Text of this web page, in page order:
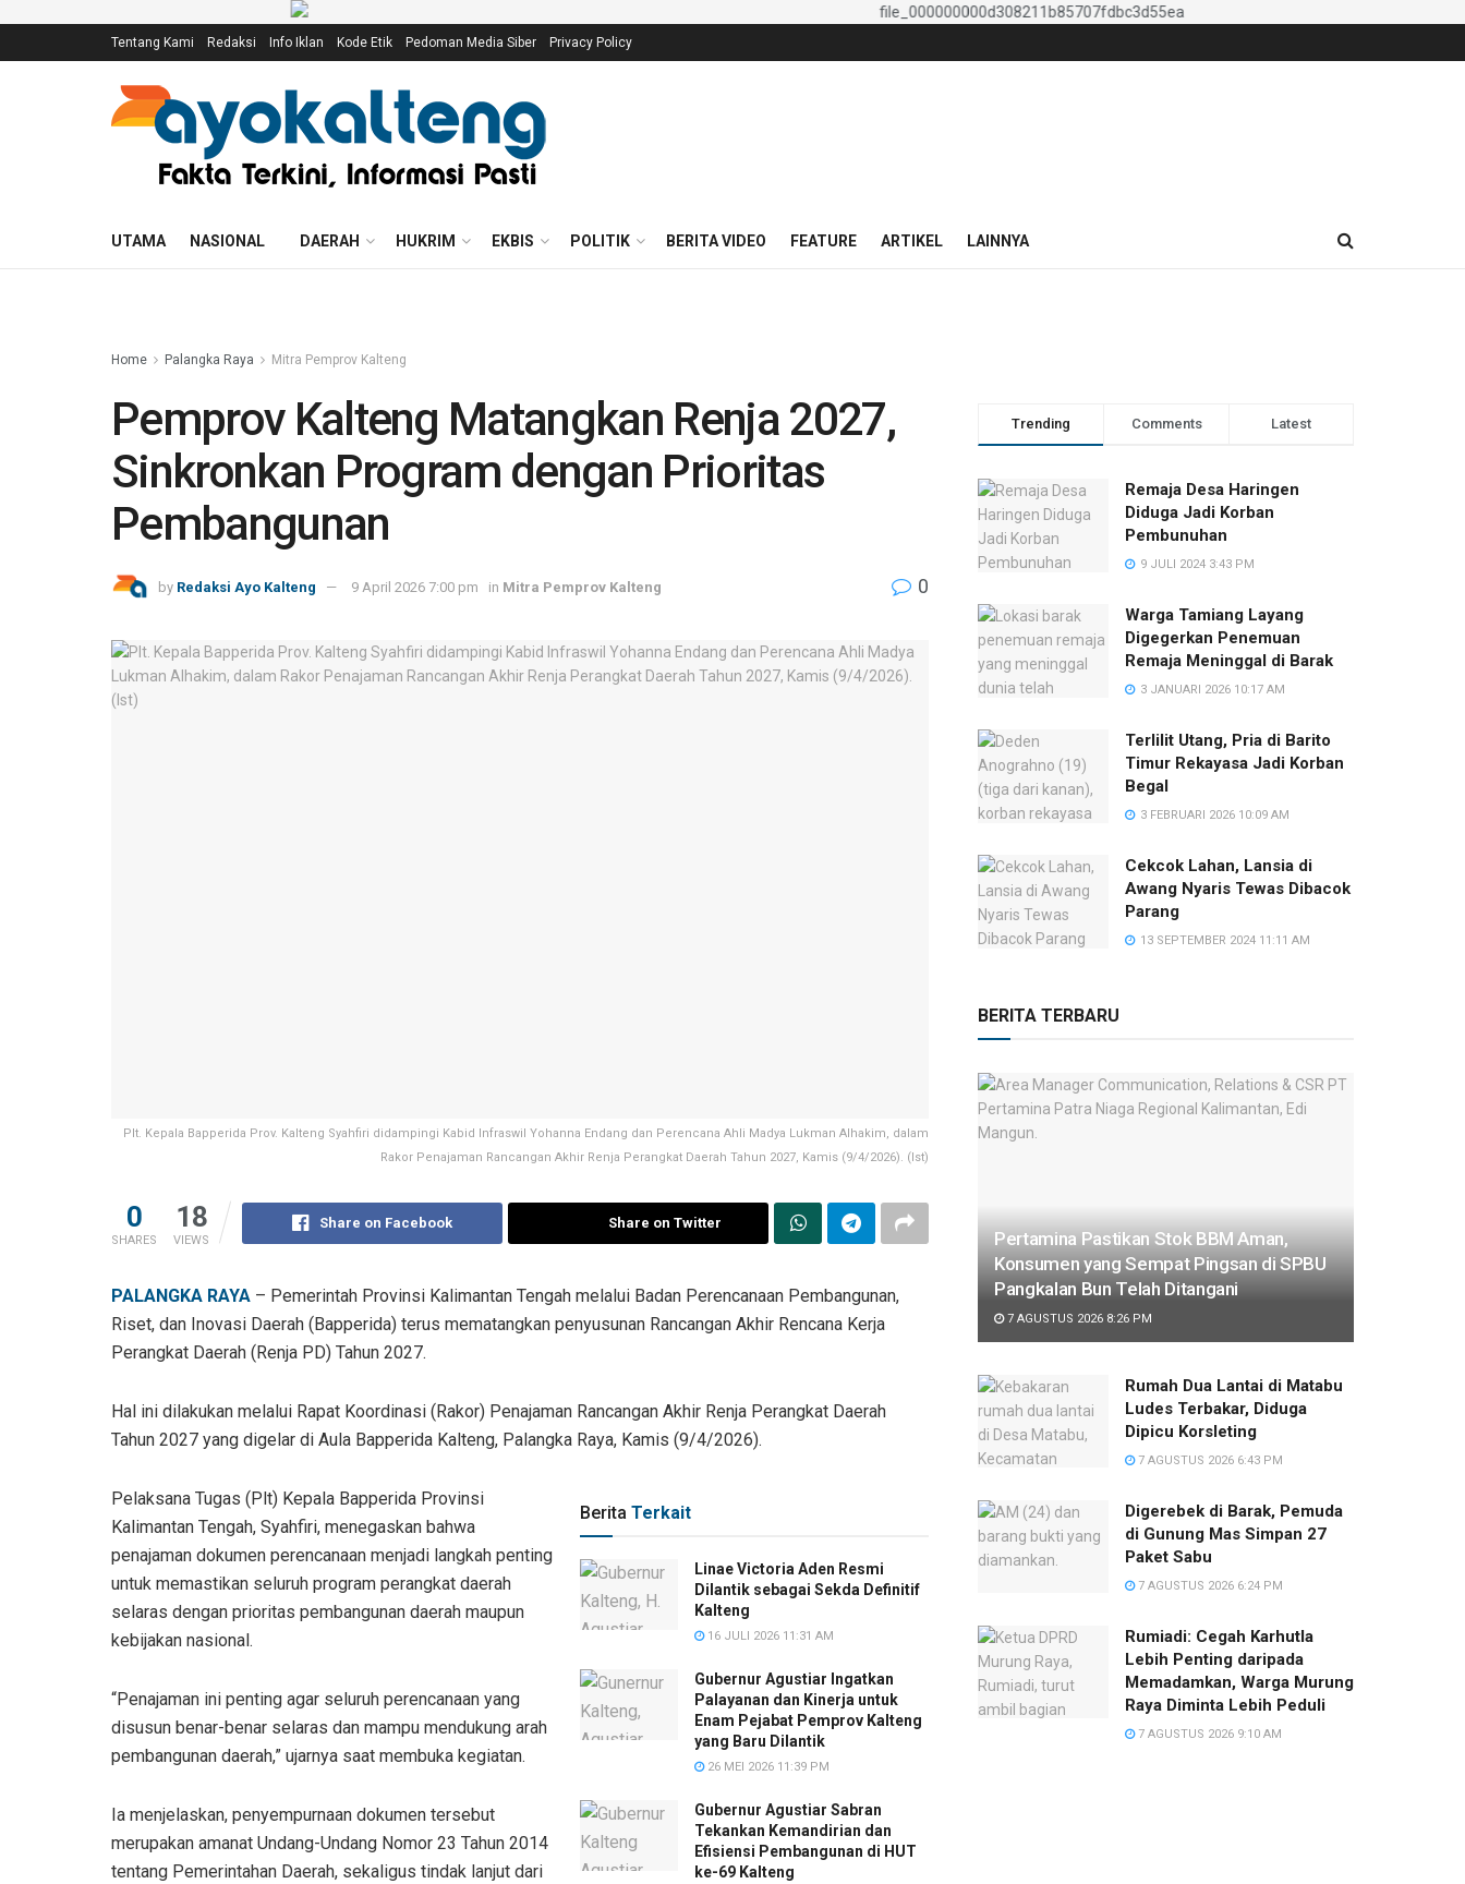
Tentang Kami Redaksi Info Iklan Kode Etik Pedoman Media Siber Privacy Policy
UTAMA NASIONAL DAERAH HUKRIM EKBIS POLITIK BERITA VIDEO FEATURE ARTIKEL LAINNYA
Home Palangka Raya Mitra Pemprov Kalteng
Pemprov Kalteng Matangkan Renja 2027,
Sinkronkan Program dengan Prioritas
Pembangunan
by Redaksi Ayo Kalteng 9 April 2026 7:00 pm in Mitra Pemprov Kalteng 0
Plt. Kepala Bapperida Prov. Kalteng Syahfiri didampingi Kabid Infraswil Yohanna Endang dan Perencana Ahli Madya Lukman Alhakim, dalam
Rakor Penajaman Rancangan Akhir Renja Perangkat Daerah Tahun 2027, Kamis (9/4/2026). (Ist)
0
SHARES
18
VIEWS
Share on Facebook Share on Twitter
PALANGKA RAYA – Pemerintah Provinsi Kalimantan Tengah melalui Badan Perencanaan Pembangunan,
Riset, dan Inovasi Daerah (Bapperida) terus mematangkan penyusunan Rancangan Akhir Rencana Kerja
Perangkat Daerah (Renja PD) Tahun 2027.
Hal ini dilakukan melalui Rapat Koordinasi (Rakor) Penajaman Rancangan Akhir Renja Perangkat Daerah
Tahun 2027 yang digelar di Aula Bapperida Kalteng, Palangka Raya, Kamis (9/4/2026).
Berita Terkait
Linae Victoria Aden Resmi
Dilantik sebagai Sekda Definitif
Kalteng
16 JULI 2026 11:31 AM
Gubernur Agustiar Ingatkan
Palayanan dan Kinerja untuk
Enam Pejabat Pemprov Kalteng
yang Baru Dilantik
26 MEI 2026 11:39 PM
Gubernur Agustiar Sabran
Tekankan Kemandirian dan
Efisiensi Pembangunan di HUT
ke-69 Kalteng
Pelaksana Tugas (Plt) Kepala Bapperida Provinsi
Kalimantan Tengah, Syahfiri, menegaskan bahwa
penajaman dokumen perencanaan menjadi langkah penting
untuk memastikan seluruh program perangkat daerah
selaras dengan prioritas pembangunan daerah maupun
kebijakan nasional.
“Penajaman ini penting agar seluruh perencanaan yang
disusun benar-benar selaras dan mampu mendukung arah
pembangunan daerah,” ujarnya saat membuka kegiatan.
Ia menjelaskan, penyempurnaan dokumen tersebut
merupakan amanat Undang-Undang Nomor 23 Tahun 2014
tentang Pemerintahan Daerah, sekaligus tindak lanjut dari
Trending Comments Latest
Remaja Desa Haringen
Diduga Jadi Korban
Pembunuhan
9 JULI 2024 3:43 PM
Warga Tamiang Layang
Digegerkan Penemuan
Remaja Meninggal di Barak
3 JANUARI 2026 10:17 AM
Terlilit Utang, Pria di Barito
Timur Rekayasa Jadi Korban
Begal
3 FEBRUARI 2026 10:09 AM
Cekcok Lahan, Lansia di
Awang Nyaris Tewas Dibacok
Parang
13 SEPTEMBER 2024 11:11 AM
BERITA TERBARU
Pertamina Pastikan Stok BBM Aman,
Konsumen yang Sempat Pingsan di SPBU
Pangkalan Bun Telah Ditangani
7 AGUSTUS 2026 8:26 PM
Rumah Dua Lantai di Matabu
Ludes Terbakar, Diduga
Dipicu Korsleting
7 AGUSTUS 2026 6:43 PM
Digerebek di Barak, Pemuda
di Gunung Mas Simpan 27
Paket Sabu
7 AGUSTUS 2026 6:24 PM
Rumiadi: Cegah Karhutla
Lebih Penting daripada
Memadamkan, Warga Murung
Raya Diminta Lebih Peduli
7 AGUSTUS 2026 9:10 AM